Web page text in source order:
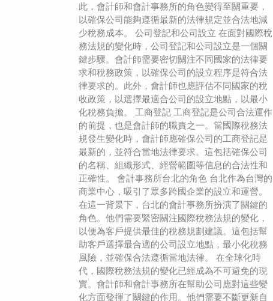
此，會計師和會計事務所的角色變得至關重要，
以確保公司能夠遵循最新的法律規定並合法地減
少稅務成本。 公司登記和公司設立 在面對國際稅
務法規的變化時，公司登記和公司設立是一個關
鍵步驟。會計師需要密切關注不同國家的法律要
求和稅務政策，以確保公司的設立程序是符合法
律要求的。此外，會計師也應評估不同國家的稅
收政策，以選擇最適合公司的設立地點，以最小
化稅務負擔。 工商登記 工商登記是公司合法運作
的前提，也是會計師的職責之一。當國際稅務法
規發生變化時，會計師應確保公司的工商登記是
最新的，並符合當地法律要求。這包括確保公司
的名稱、組織形式、經營範圍等信息的合法性和
正確性。 會計事務所台北的角色 台北作為台灣的
商業中心，吸引了眾多跨國企業的設立和運營。
在這一背景下，台北的會計事務所扮演了關鍵的
角色。他們需要緊密關注國際稅務法規的變化，
以便為客戶提供最佳的稅務規劃建議。這包括幫
助客戶選擇最合適的公司設立地點，最小化稅務
風險，並確保合法遵循當地法律。 在全球化時
代，國際稅務法規的變化已經成為不可避免的現
實。會計師和會計事務所在幫助公司應對這些變
化方面發揮了關鍵的作用。他們需要不斷更新自